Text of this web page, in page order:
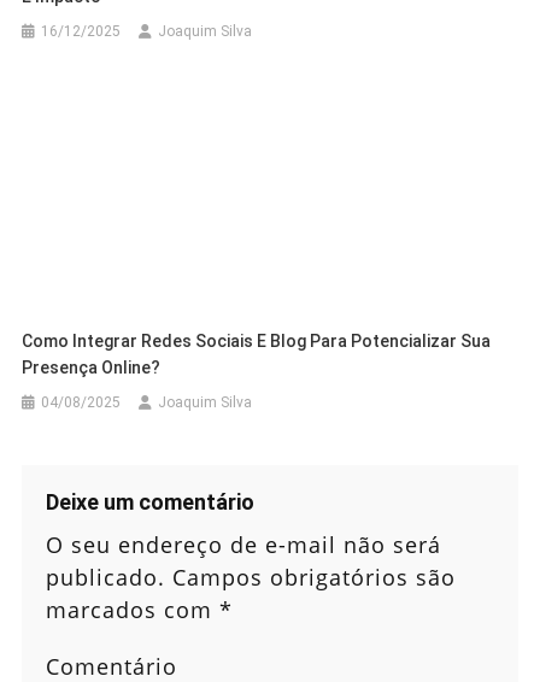
16/12/2025 Joaquim Silva
Como Integrar Redes Sociais E Blog Para Potencializar Sua
Presença Online?
04/08/2025 Joaquim Silva
Deixe um comentário
O seu endereço de e-mail não será
publicado. Campos obrigatórios são
marcados com *
Comentário